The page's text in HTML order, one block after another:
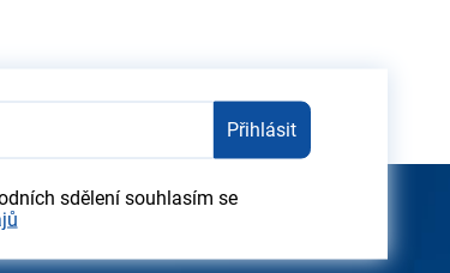
Přihlásit
sdělení souhlasím se